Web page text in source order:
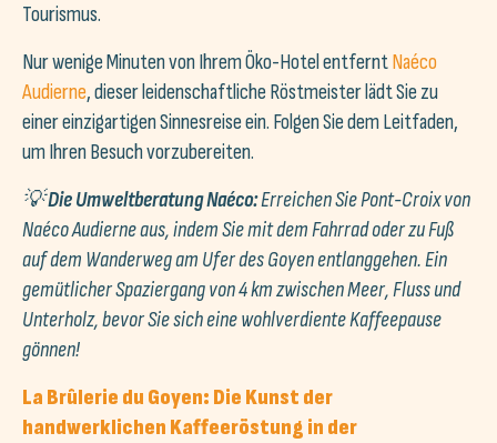
Tourismus.
Nur wenige Minuten von Ihrem Öko-Hotel entferntNaéco
Audierne, dieser leidenschaftliche Röstmeister lädt Sie zu
einer einzigartigen Sinnesreise ein. Folgen Sie dem Leitfaden,
um Ihren Besuch vorzubereiten.
💡Die Umweltberatung Naéco:Erreichen Sie Pont-Croix von
Naéco Audierne aus, indem Sie mit dem Fahrrad oder zu Fuß
auf dem Wanderweg am Ufer des Goyen entlanggehen. Ein
gemütlicher Spaziergang von 4 km zwischen Meer, Fluss und
Unterholz, bevor Sie sich eine wohlverdiente Kaffeepause
gönnen!
La Brûlerie du Goyen: Die Kunst der
handwerklichen Kaffeeröstung in der